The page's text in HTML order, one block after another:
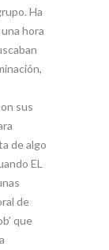
Ha
hora
sus
de algo
EL
de
que